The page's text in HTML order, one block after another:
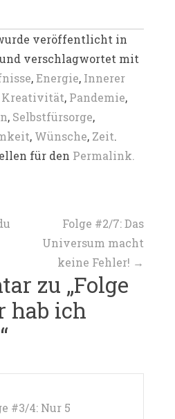
veröffentlicht in
und verschlagwortet mit
,Energie, Innerer
Kreativität, Pandemie,
, Selbstfürsorge,
, Wünsche, Zeit.
für den Permalink.
Folge #2/7: Das
Universum macht
keine Fehler! →
zu „Folge
hab ich
“
#3/4: Nur 5